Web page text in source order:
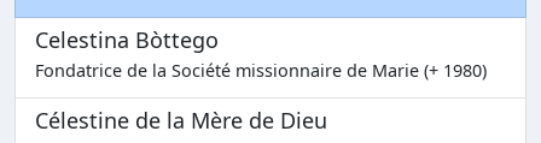
Celestina Bòttego
Fondatrice de la Société missionnaire de Marie (+ 1980)
Célestine de la Mère de Dieu